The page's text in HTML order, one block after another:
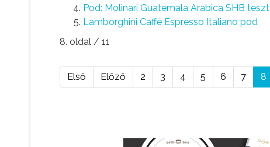
Pod: Molinari Guatemala Arabica SHB teszt
Lamborghini Caffé Espresso Italiano pod
8. oldal / 11
Első Előző 2 3 4 5 6 7 8